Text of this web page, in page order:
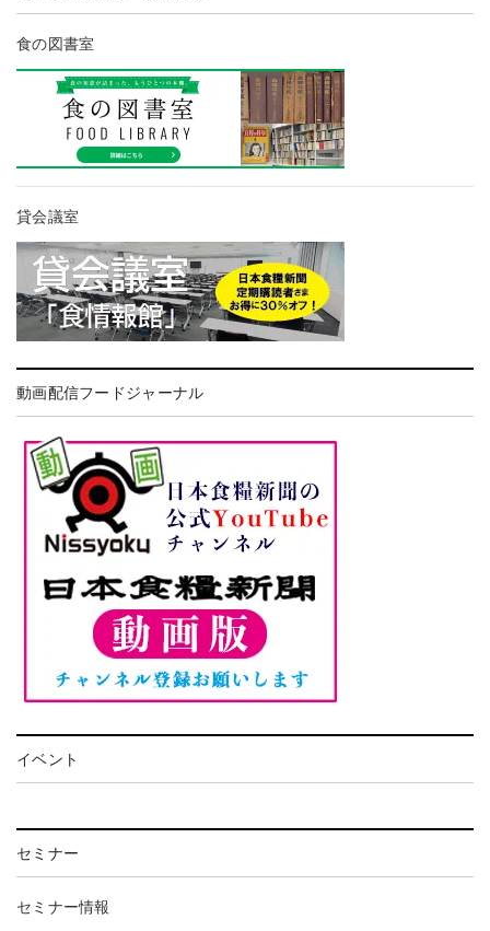
食の図書室
貸会議室
動画配信フードジャーナル
イベント
セミナー
セミナー情報